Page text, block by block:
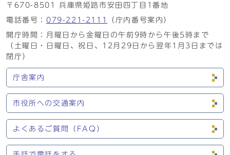
〒670-8501 兵庫県姫路市安田四丁目1番地
電話番号： 079-221-2111
（庁内番号案内）
開庁時間：月曜日から金曜日の午前9時から午後5時まで
（土曜日・日曜日、祝日、12月29日から翌年1月3日までは
閉庁）
庁舎案内
市役所への交通案内
よくあるご質問（FAQ）